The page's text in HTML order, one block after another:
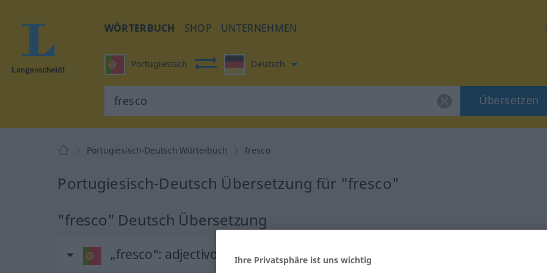
WÖRTERBUCH SHOP UNTERNEHMEN
Portugiesisch Deutsch
Übersetzen
Portugiesisch-Deutsch Wörterbuch fresco
Portugiesisch-Deutsch Übersetzung für "fresco"
"fresco" Deutsch Übersetzung
„fresco“: adjectivo Ihre Privatsphäre ist uns wichtig